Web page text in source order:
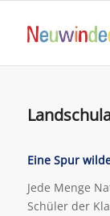
Eine Spur
Jede Menge
Schüler der